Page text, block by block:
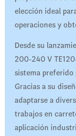
elección ideal
operaciones y
Desde su
200-240 V
sistema preferido
Gracias a su
adaptarse a
trabajos en
aplicación